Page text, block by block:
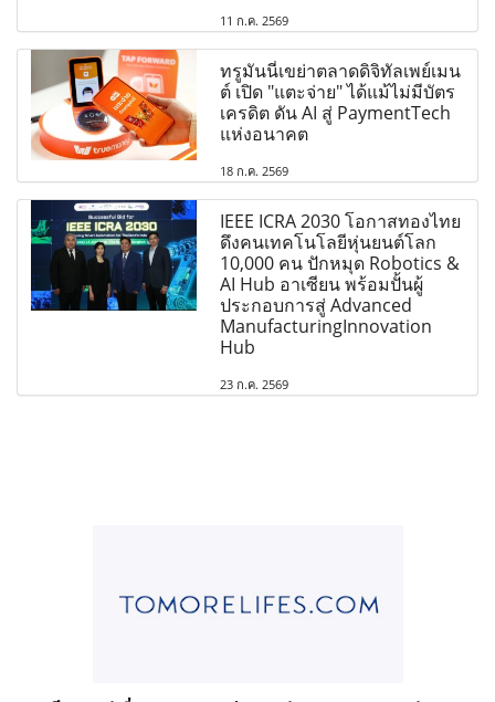
11 ก.ค. 2569
ทรูมันนี่เขย่าตลาดดิจิทัลเพย์เมน
ต์ เปิด "แตะจ่าย" ได้แม้ไม่มีบัตร
เครดิต ดัน AI สู่ PaymentTech
แห่งอนาคต
18 ก.ค. 2569
IEEE ICRA 2030 โอกาสทองไทย
ดึงคนเทคโนโลยีหุ่นยนต์โลก
10,000 คน ปักหมุด Robotics &
AI Hub อาเซียน พร้อมปั้นผู้
ประกอบการสู่ Advanced
ManufacturingInnovation
Hub
23 ก.ค. 2569